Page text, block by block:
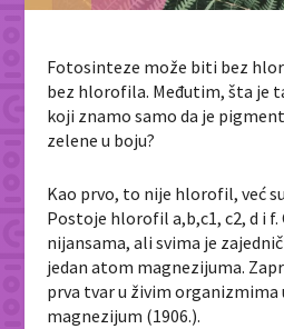
Fotosinteze može biti bez
bez hlorofila. Međutim, šta je
koji znamo samo da je
zelene u boju?
Kao prvo, to nije hlorofil, već
Postoje hlorofil a,b,c1, c2, d i f.
nijansama, ali svima je
jedan atom magnezijuma.
prva tvar u živim organizmima
magnezijum (1906.).